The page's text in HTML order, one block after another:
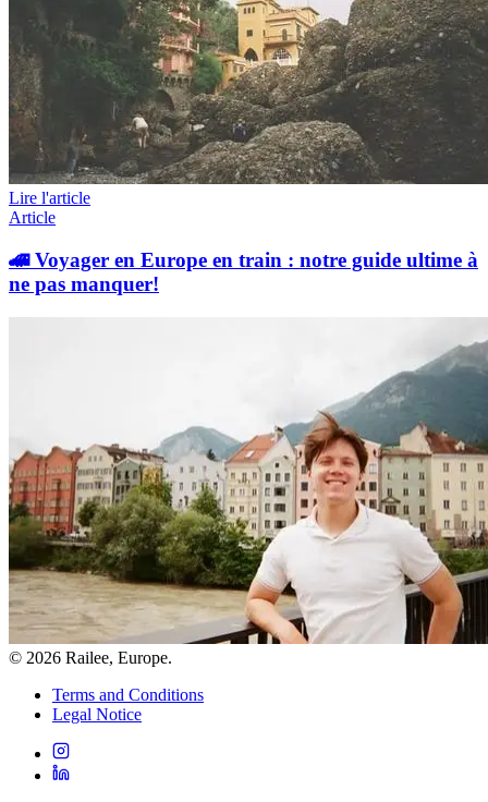
Lire l'article
Article
🚄 Voyager en Europe en train : notre guide ultime à
ne pas manquer!
© 2026 Railee, Europe.
Terms and Conditions
Legal Notice